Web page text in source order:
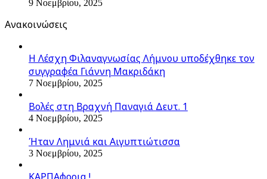
9 Νοεμβρίου, 2025
Ανακοινώσεις
Η Λέσχη Φιλαναγνωσίας Λήμνου υποδέχθηκε τον
συγγραφέα Γιάννη Μακριδάκη
7 Νοεμβρίου, 2025
Βολές στη Βραχνή Παναγιά Δευτ. 1
4 Νοεμβρίου, 2025
Ήταν Λημνιά και Αιγυπτιώτισσα
3 Νοεμβρίου, 2025
ΚΑΡΠΑφορια !